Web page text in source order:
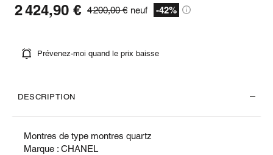
2 424,90 € 4 200,00 € neuf -42%
Prévenez-moi quand le prix baisse
DESCRIPTION
Montres de type montres quartz
Marque : CHANEL